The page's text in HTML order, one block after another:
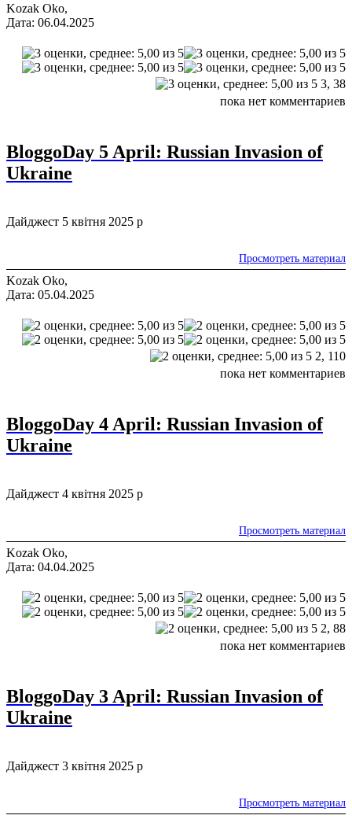
Kozak Oko,
Дата: 06.04.2025
3, 38
пока нет комментариев
BloggoDay 5 April: Russian Invasion of
Ukraine
Дайджест 5 квітня 2025 р
Просмотреть материал
Kozak Oko,
Дата: 05.04.2025
2, 110
пока нет комментариев
BloggoDay 4 April: Russian Invasion of
Ukraine
Дайджест 4 квітня 2025 р
Просмотреть материал
Kozak Oko,
Дата: 04.04.2025
2, 88
пока нет комментариев
BloggoDay 3 April: Russian Invasion of
Ukraine
Дайджест 3 квітня 2025 р
Просмотреть материал